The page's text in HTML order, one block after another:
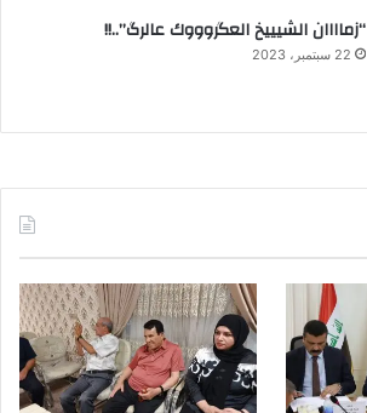
“زماااان الشيييخ العگروووك عالرگ”..!!
22 سبتمبر، 2023